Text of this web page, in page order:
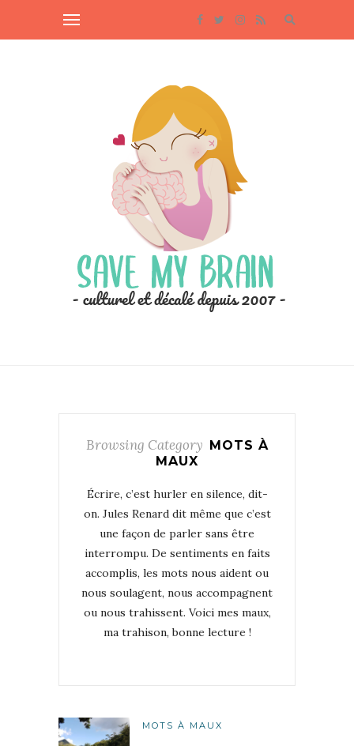
Browsing Category MOTS À
MAUX
Écrire, c’est hurler en silence, dit-
on. Jules Renard dit même que c’est
une façon de parler sans être
interrompu. De sentiments en faits
accomplis, les mots nous aident ou
nous soulagent, nous accompagnent
ou nous trahissent. Voici mes maux,
ma trahison, bonne lecture !
MOTS À MAUX